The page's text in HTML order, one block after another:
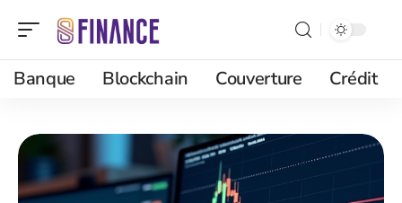
Banque Blockchain Couverture Crédit